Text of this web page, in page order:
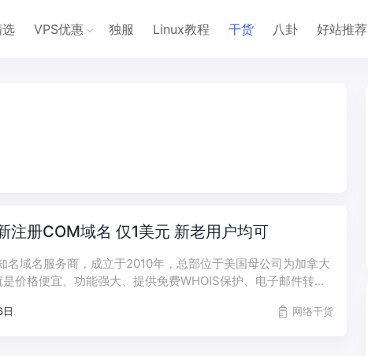
VPS优惠 独服 Linux教程 干货 八卦 好站推荐
注册COM域名 仅1美元 新老用户均可
名域名服务商，成立于2010年，总部位于美国母公司为加拿大
价格便宜、功能强大、提供免费WHOIS保护、电子邮件转
网络干货